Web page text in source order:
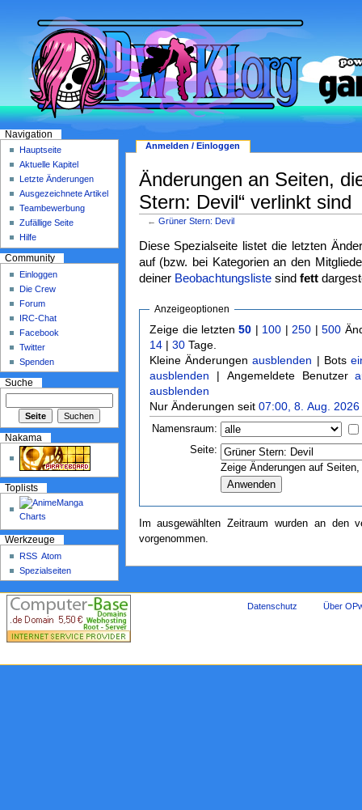
Änderungen an Seiten,
Stern: Devil“ verlinkt sind
←Grüner Stern: Devil
Diese Spezialseite listet die letzten
auf (bzw. bei Kategorien an den
deiner Beobachtungslistesind fett
Anzeigeoptionen
Zeige die letzten50 | 100 | 250 |500
14 |30 Tage.
Kleine Änderungenausblenden | Bots
ausblenden | Angemeldete Benutzer
ausblenden
Nur Änderungen seit07:00, 8. Aug. 2026
Namensraum:
Seite:
Zeige Änderungen auf
Im ausgewählten Zeitraum wurden an den
vorgenommen.
Anmelden / Einloggen
Navigation
Hauptseite
Aktuelle Kapitel
Letzte Änderungen
Ausgezeichnete Artikel
Teambewerbung
Zufällige Seite
Hilfe
Community
Einloggen
Die Crew
Forum
IRC-Chat
Facebook
Twitter
Spenden
Suche
Nakama
Toplists
Werkzeuge
RSS Atom
Spezialseiten
Datenschutz Über